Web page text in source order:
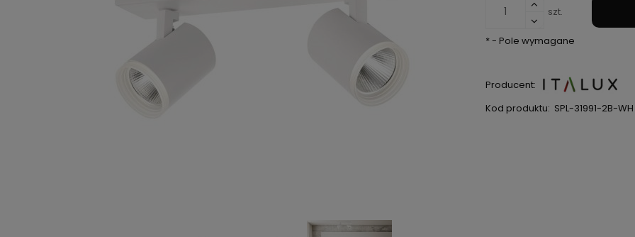
szt.
*- Pole wymagane
Producent:
Kod produktu: SPL-31991-2B-WH